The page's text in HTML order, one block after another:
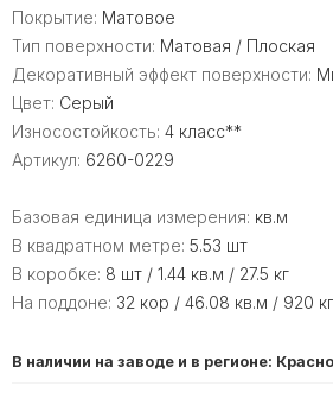
Покрытие: Матовое
Тип поверхности: Матовая / Плоская
Декоративный эффект поверхности:
Цвет: Серый
Износостойкость: 4 класс**
Артикул: 6260-0229
Базовая единица измерения: кв.м
В квадратном метре: 5.53 шт
В коробке: 8 шт / 1.44 кв.м / 27.5 кг
На поддоне: 32 кор / 46.08 кв.м / 920 кг
В наличии на заводе и в регионе: